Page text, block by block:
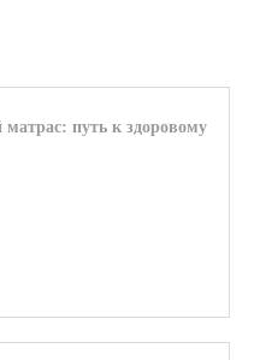
путь к здоровому